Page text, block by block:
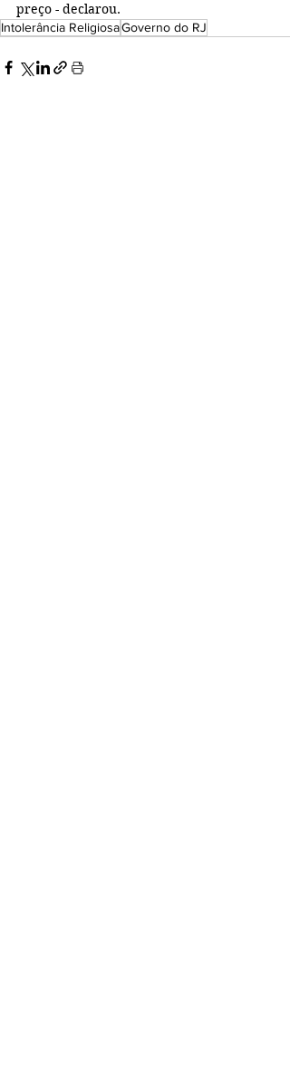
preço - declarou.
Intolerância ReligiosaGoverno do RJ